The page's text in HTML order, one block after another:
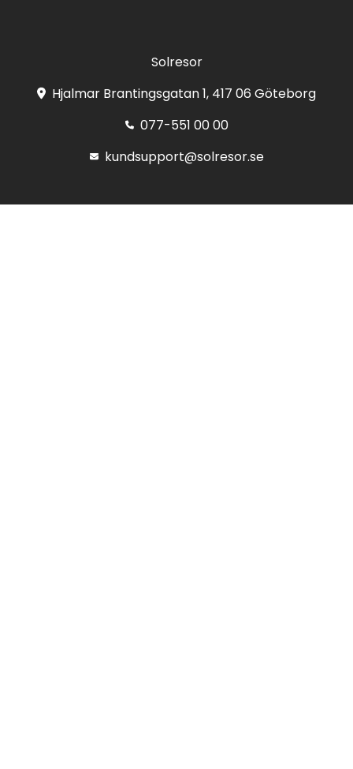
Solresor
Hjalmar Brantingsgatan 1, 417 06 Göteborg
077-551 00 00
kundsupport@solresor.se